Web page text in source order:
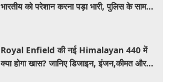
भारतीय को परेशान करना पड़ा भारी, पुलिस के सामने
Royal Enfield की नई Himalayan 440 में
क्या होगा खास? जानिए डिजाइन, इंजन,कीमत और